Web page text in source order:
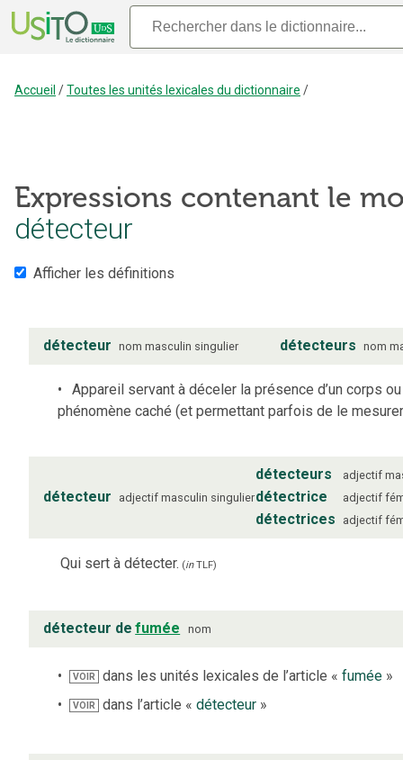
Accueil /Toutes les unités lexicales du dictionnaire /
Expressions contenant le
détecteur
Afficher les définitions
détecteur nom masculin singulier détecteurs nom
Appareil servant à déceler la présence d’un corps ou
phénomène caché (et permettant parfois de le
détecteur adjectif masculin singulier
détecteurs adjectif
détectrice adjectif
détectrices adjectif
Qui sert à détecter. (inTLF)
détecteur de fumée nom
VOIR dans les unités lexicales de l’article «fumée »
VOIR dans l’article «détecteur »